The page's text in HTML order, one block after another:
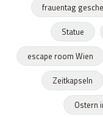
frauentag
Statue
escape room Wien
Zeitkapseln
Ostern